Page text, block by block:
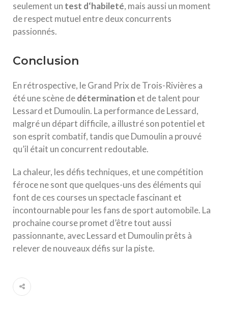
seulement un test d‘habileté, mais aussi un moment
de respect mutuel entre deux concurrents
passionnés.
Conclusion
En rétrospective, le Grand Prix de Trois-Rivières a
été une scène dedétermination et de talent pour
Lessard et Dumoulin. La performance de Lessard,
malgré un départ difficile, a illustré son potentiel et
son esprit combatif, tandis que Dumoulin a prouvé
qu’il était un concurrent redoutable.
La chaleur, les défis techniques, et une compétition
féroce ne sont que quelques-uns des éléments qui
font de ces courses un spectacle fascinant et
incontournable pour les fans de sport automobile. La
prochaine course promet d’être tout aussi
passionnante, avec Lessard et Dumoulin prêts à
relever de nouveaux défis sur la piste.